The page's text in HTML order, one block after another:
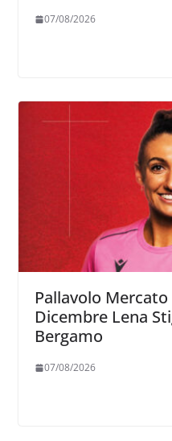
07/08/2026
Pallavolo
Dicembre Lena
Bergamo
07/08/2026